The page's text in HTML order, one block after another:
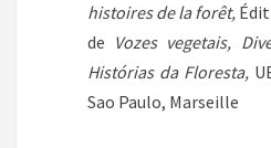
histoires de la forêt,
de Vozes vegetais,
Histórias da Floresta,
Sao Paulo, Marseille